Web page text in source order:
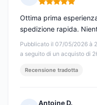
Nota: 5 su 5
Pubblicato il 07/05/2026 à
a seguito di un acquisto di
Ottima prima
spedizione rapida.
Recensione tradotta
Antoine D.